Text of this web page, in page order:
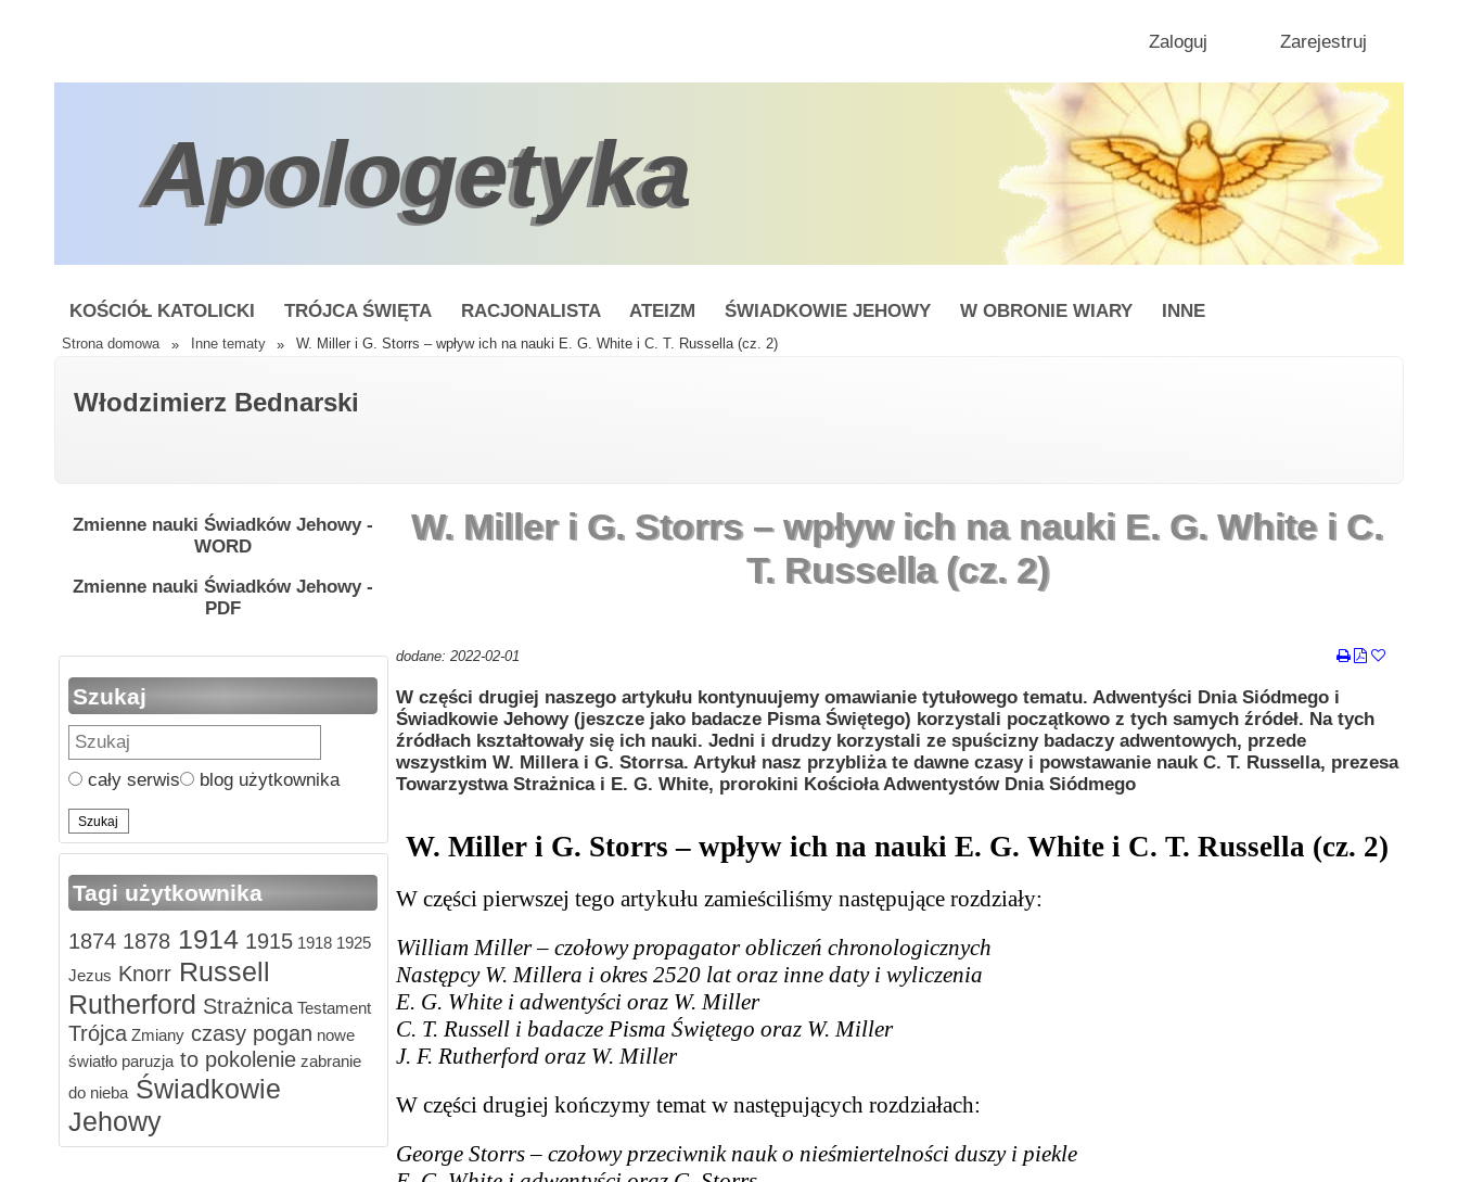
Zaloguj Zarejestruj
Apologetyka
KOŚCIÓŁ KATOLICKI TRÓJCA ŚWIĘTA RACJONALISTA ATEIZM ŚWIADKOWIE JEHOWY W OBRONIE WIARY INNE
Strona domowa » Inne tematy » W. Miller i G. Storrs – wpływ ich na nauki E. G. White i C. T. Russella (cz. 2)
Włodzimierz Bednarski
Zmienne nauki Świadków Jehowy -
WORD
Zmienne nauki Świadków Jehowy -
PDF
Szukaj
cały serwis blog użytkownika
Tagi użytkownika
1874 1878 1914 1915 1918 1925
Jezus Knorr Russell
Rutherford Strażnica Testament
Trójca Zmiany czasy pogan nowe
światło paruzja to pokolenie zabranie
do nieba Świadkowie
Jehowy
W. Miller i G. Storrs – wpływ ich na nauki E. G. White i C.
T. Russella (cz. 2)
dodane: 2022-02-01
W części drugiej naszego artykułu kontynuujemy omawianie tytułowego tematu. Adwentyści Dnia Siódmego i
Świadkowie Jehowy (jeszcze jako badacze Pisma Świętego) korzystali początkowo z tych samych źródeł. Na tych
źródłach kształtowały się ich nauki. Jedni i drudzy korzystali ze spuścizny badaczy adwentowych, przede
wszystkim W. Millera i G. Storrsa. Artykuł nasz przybliża te dawne czasy i powstawanie nauk C. T. Russella, prezesa
Towarzystwa Strażnica i E. G. White, prorokini Kościoła Adwentystów Dnia Siódmego
W. Miller i G. Storrs – wpływ ich na nauki E. G. White i C. T. Russella (cz. 2)
W części pierwszej tego artykułu zamieściliśmy następujące rozdziały:
William Miller – czołowy propagator obliczeń chronologicznych
Następcy W. Millera i okres 2520 lat oraz inne daty i wyliczenia
E. G. White i adwentyści oraz W. Miller
C. T. Russell i badacze Pisma Świętego oraz W. Miller
J. F. Rutherford oraz W. Miller
W części drugiej kończymy temat w następujących rozdziałach:
George Storrs – czołowy przeciwnik nauk o nieśmiertelności duszy i piekle